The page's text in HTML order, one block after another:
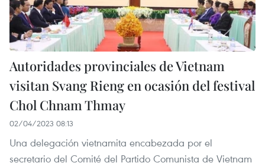
Autoridades provinciales de Vietnam
visitan Svang Rieng en ocasión del festival
Chol Chnam Thmay
02/04/2023 08:13
Una delegación vietnamita encabezada por el
secretario del Comité del Partido Comunista de Vietnam